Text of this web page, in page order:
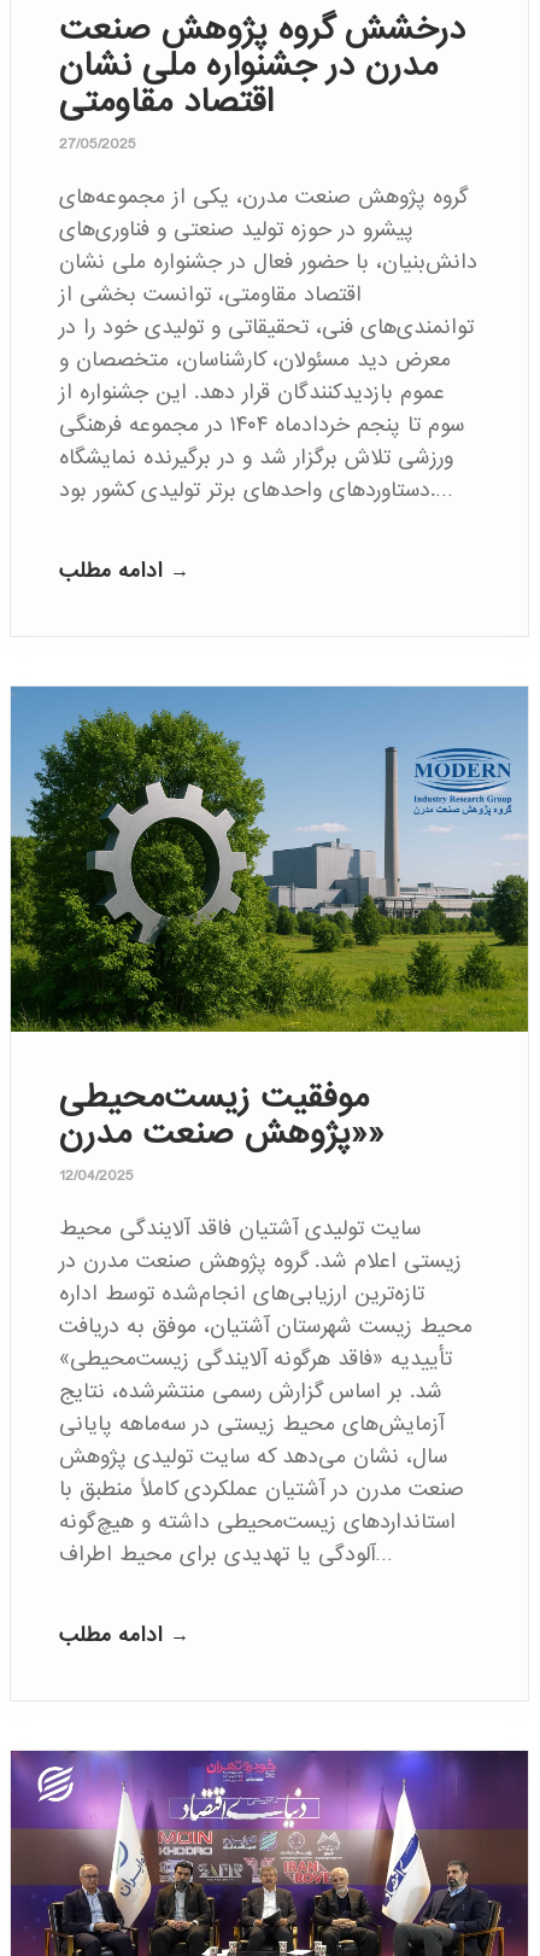
درخشش گروه پژوهش صنعت
مدرن در جشنواره ملی نشان
اقتصاد مقاومتی
27/05/2025
گروه پژوهش صنعت مدرن، یکی از مجموعه‌های
پیشرو در حوزه تولید صنعتی و فناوری‌های
دانش‌بنیان، با حضور فعال در جشنواره ملی نشان
اقتصاد مقاومتی، توانست بخشی از
توانمندی‌های فنی، تحقیقاتی و تولیدی خود را در
معرض دید مسئولان، کارشناسان، متخصصان و
عموم بازدیدکنندگان قرار دهد. این جشنواره از
سوم تا پنجم خردادماه ۱۴۰۴ در مجموعه فرهنگی
ورزشی تلاش برگزار شد و در برگیرنده نمایشگاه
دستاوردهای واحدهای برتر تولیدی کشور بود.…
ادامه مطلب →
موفقیت زیست‌محیطی
«پژوهش صنعت مدرن»
12/04/2025
سایت تولیدی آشتیان فاقد آلایندگی محیط
زیستی اعلام شد. گروه پژوهش صنعت مدرن در
تازه‌ترین ارزیابی‌های انجام‌شده توسط اداره
محیط زیست شهرستان آشتیان، موفق به دریافت
تأییدیه «فاقد هرگونه آلایندگی زیست‌محیطی»
شد. بر اساس گزارش رسمی منتشرشده، نتایج
آزمایش‌های محیط زیستی در سه‌ماهه پایانی
سال، نشان می‌دهد که سایت تولیدی پژوهش
صنعت مدرن در آشتیان عملکردی کاملاً منطبق با
استانداردهای زیست‌محیطی داشته و هیچ‌گونه
آلودگی یا تهدیدی برای محیط اطراف…
ادامه مطلب →